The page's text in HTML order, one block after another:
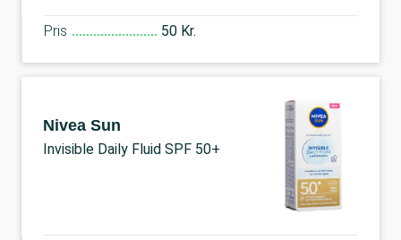
Pris 50 Kr.
Nivea Sun
Invisible Daily Fluid SPF 50+